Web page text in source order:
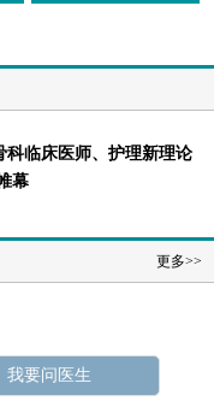
科临床医师、护理新理论
幕
更多>>
我要问医生